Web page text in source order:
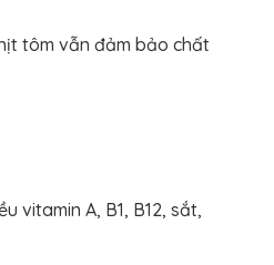
tôm vẫn đảm bảo chất
vitamin A, B1, B12, sắt,